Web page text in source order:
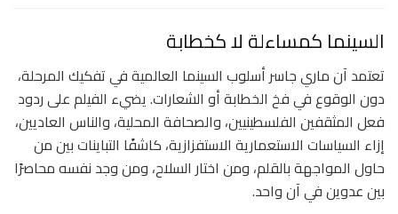
السينما كمساءلة لا كخطابة
تعتمد آن ماري جاسر أسلوب السينما العالمية في تفكيك المرحلة،
دون الوقوع في فخ الخطابة أو الشعارات. يضيء الفيلم على ردود
فعل المثقفين الفلسطينيين، والصحافة المحلية، والناس العاديين،
إزاء السياسات الاستعمارية الاستفزازية، كاشفًا التباينات بين من
حاول المواجهة بالقلم، ومن اختار السلاح، ومن وجد نفسه محاصرًا
بين عدوين في آن واحد.